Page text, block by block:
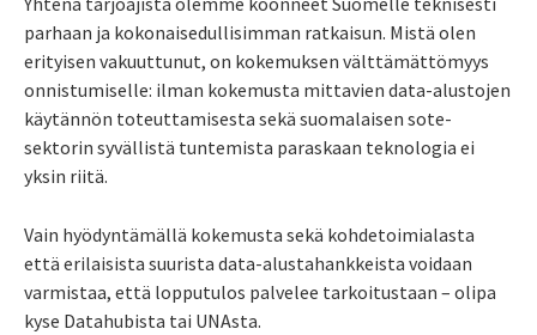
parhaan ja kokonaisedullisimman ratkaisun. Mistä olen
erityisen vakuuttunut, on kokemuksen välttämättömyys
onnistumiselle: ilman kokemusta mittavien data-alustojen
käytännön toteuttamisesta sekä suomalaisen sote-
sektorin syvällistä tuntemista paraskaan teknologia ei
yksin riitä.
Vain hyödyntämällä kokemusta sekä kohdetoimialasta
että erilaisista suurista data-alustahankkeista voidaan
varmistaa, että lopputulos palvelee tarkoitustaan – olipa
kyse Datahubista tai UNAsta.